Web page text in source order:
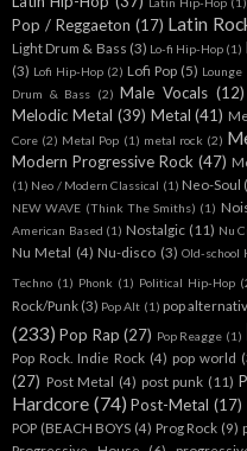
Pop / Reggaeton (17) Latin
Light Drum & Bass (3) Lo-fi Hip-Hop (1)
(3) Lofi Hip-Hop (2) Lofi Pop (5) Lounge
Drum & Bass (2) Male Vocals (12)
Melodic Metal (39) Metal (41)
Core (2) Metal Pop (1) metal rock (2)
Modern Progressive Rock (47)
(1) Neo / Modern Classical (1) Neo-Soul
NEW WAVE (Think The Smiths) (1)
American Based (1) Nostalgic (11) Nu
Nu Metal (4) Nu-disco (3) Old-school
Techno (1) Phonk (1) Political Hip-Hop
Rock/Punk (3) Pop Alt (1) pop
(233) Pop Rap (27) Pop Reagge (1)
Pop Rock. Indie Rock (4) pop world
(27) Post Metal (4) post punk (11)
Hardcore (74) Post-Metal (17)
POP (BEACH BOYS (4) Prog Rock (9)